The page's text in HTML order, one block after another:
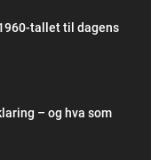
tallet til dagens
– og hva som